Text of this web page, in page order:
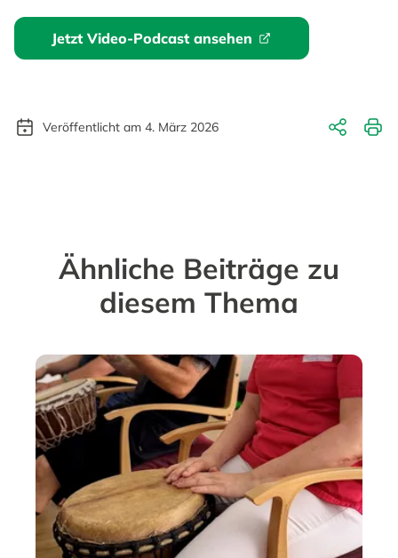
Jetzt Video-Podcast ansehen
Veröffentlicht am 4. März 2026
Ähnliche Beiträge zu
diesem Thema